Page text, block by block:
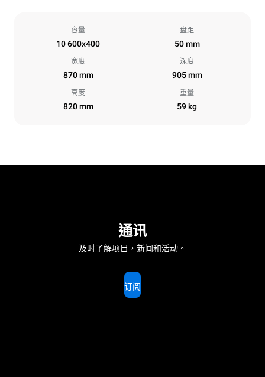
容量
10 600x400
盘距
50 mm
宽度
870 mm
深度
905 mm
高度
820 mm
重量
59 kg
通讯
及时了解项目，新闻和活动。
订阅